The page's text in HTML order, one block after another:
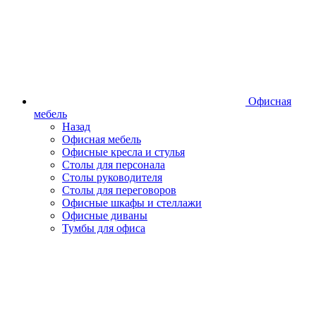
Офисная
мебель
Назад
Офисная мебель
Офисные кресла и стулья
Столы для персонала
Столы руководителя
Столы для переговоров
Офисные шкафы и стеллажи
Офисные диваны
Тумбы для офиса